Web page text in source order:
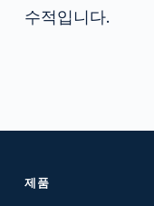
수적입니다.
제품